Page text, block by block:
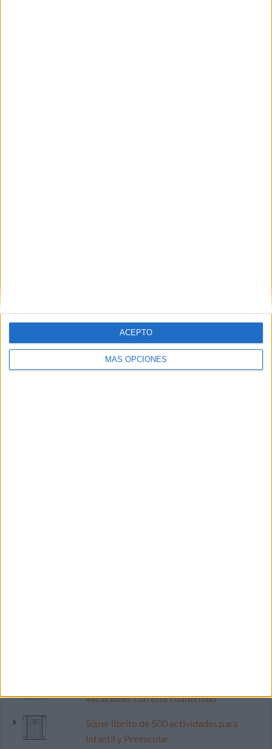
MÁS OPCIONES
ACEPTO
SUSCRIBIR
Únete a otros 371K suscriptores
vacaciones con este cuadernillo
Súper librito de 500 actividades para
Infantil y Preescolar